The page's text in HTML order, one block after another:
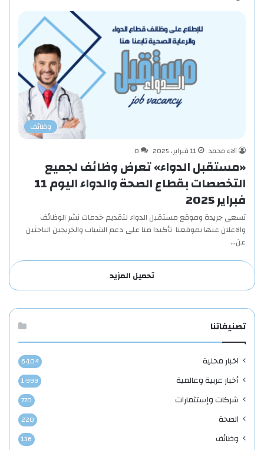
وظائف
آلاء محمد
11 فبراير، 2025 0
«مستقبل الدواء» تعرض وظائف لجميع
التخصصات بقطاع الصحة والدواء اليوم 11
فبراير 2025
تسعى جريدة وموقع مستقبل الدواء لتقديم خدمات نشر الوظائف
والاعلان عنها بموقعنا تأكيدا منا على دعم الشباب والخريجين الباحثين
عن…
تحميل المزيد
تصنيفاتنا
اخبار محلية 6٬104
أخبار عربية وعالمية 1٬999
شركات وإستثمارات 770
الصحة 220
وظائف 136